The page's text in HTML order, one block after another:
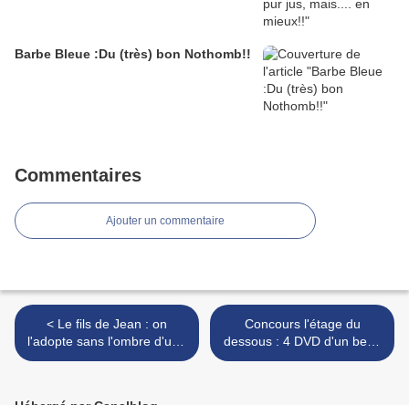
Barbe Bleue :Du (très) bon Nothomb!!
Commentaires
Ajouter un commentaire
< Le fils de Jean : on
l'adopte sans l'ombre d'une
hésitation!
Concours l'étage du
dessous : 4 DVD d'un beau
film roumain à gagner!! >